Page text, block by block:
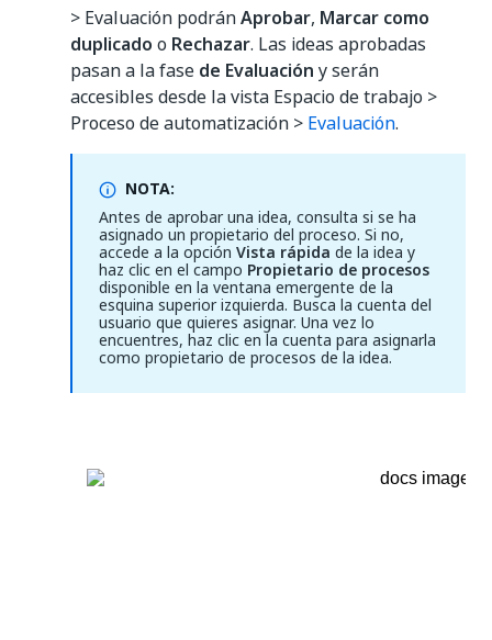
> Evaluación podránAprobar, Marcar como
duplicado o Rechazar. Las ideas aprobadas
pasan a la fase de Evaluación y serán
accesibles desde la vista Espacio de trabajo >
Proceso de automatización > Evaluación.
NOTA:
Antes de aprobar una idea, consulta si se ha
asignado un propietario del proceso. Si no,
accede a la opción Vista rápida de la idea y
haz clic en el campo Propietario de procesos
disponible en la ventana emergente de la
esquina superior izquierda. Busca la cuenta del
usuario que quieres asignar. Una vez lo
encuentres, haz clic en la cuenta para asignarla
como propietario de procesos de la idea.